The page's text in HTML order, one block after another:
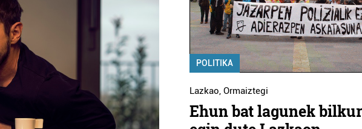
POLITIKA
Lazkao,Ormaiztegi
Ehun bat lagunek